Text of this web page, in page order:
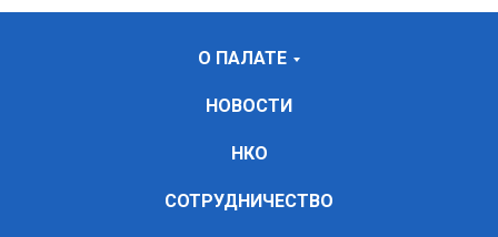
О ПАЛАТЕ
НОВОСТИ
НКО
СОТРУДНИЧЕСТВО